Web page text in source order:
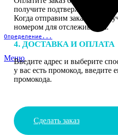
Определение...
Меню
получите подтверждение на
Когда отправим заказ вы
номером для отслеживания.
4. ДОСТАВКА И ОПЛАТА
Введите адрес и выберите
у вас есть промокод, введите
промокода.
Сделать заказ